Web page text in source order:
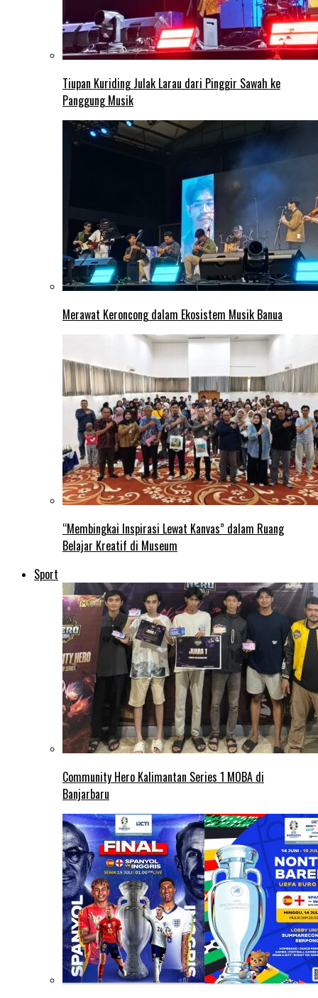
Tiupan Kuriding Julak Larau dari Pinggir Sawah ke
Panggung Musik
Merawat Keroncong dalam Ekosistem Musik Banua
“Membingkai Inspirasi Lewat Kanvas” dalam Ruang
Belajar Kreatif di Museum
Sport
Community Hero Kalimantan Series 1 MOBA di
Banjarbaru